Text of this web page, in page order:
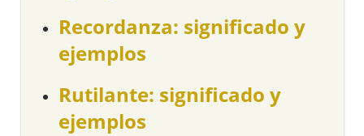
Recordanza: significado y
ejemplos
Rutilante: significado y
ejemplos